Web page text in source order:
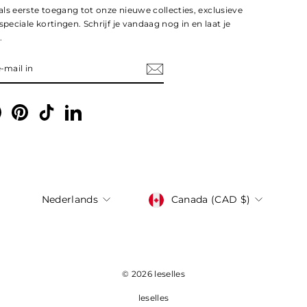
eerste toegang tot onze nieuwe collecties, exclusieve
kortingen. Schrijf je vandaag nog in en laat je
FacebookPinterestTikTokLinkedIn
Taal
Nederlands ValutaCanada (CAD $)
© 2026 leselles
leselles